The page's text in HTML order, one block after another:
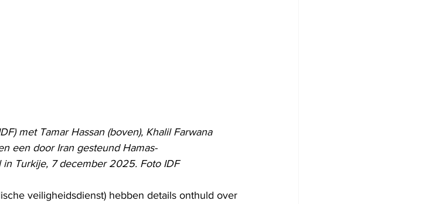
met Tamar Hassan (boven), Khalil Farwana
een door Iran gesteund Hamas-
Turkije, 7 december 2025. Foto IDF
veiligheidsdienst) hebben details onthuld over